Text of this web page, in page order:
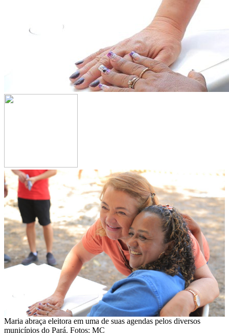
Maria abraça eleitora em uma de suas agendas pelos diversos
municípios do Pará. Fotos: MC